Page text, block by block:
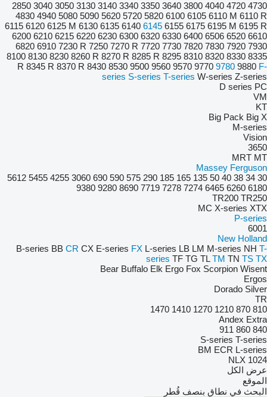
2850 3040 3050 3130 3140 3340 3350 3640 3800 4040 4720 4730
4830 4940 5080 5090 5620 5720 5820 6100 6105 6110 M 6110 R
6115 6120 6125 M 6130 6135 6140 6145 6155 6175 6195 M 6195 R
6200 6210 6215 6220 6230 6300 6320 6330 6400 6506 6520 6610
6820 6910 7230 R 7250 7270 R 7720 7730 7820 7830 7920 7930
8100 8130 8230 8260 R 8270 R 8285 R 8295 8310 8320 8330 8335
R 8345 R 8370 R 8430 8530 9500 9560 9570 9770 9780 9880 F-
series S-series T-series W-series Z-series
D series PC
VM
KT
Big Pack Big X
M-series
Vision
3650
MRT MT
Massey Ferguson
30
34
38
40
50
135
165
185
290
575
590
690
3060
4255
5455
5612
6180
6260
6465
7274
7278
7719
8690
9280
9380
TR200 TR250
MC X-series XTX
P-series
6001
New Holland
B-series BB CR CX E-series FX L-series LB LM M-series NH T-
series TF TG TL TM TN TS TX
Bear Buffalo Elk Ergo Fox Scorpion Wisent
Ergos
Dorado Silver
TR
810
870
1210
1270
1410
1470
Andex Extra
840
860
911
S-series T-series
BM ECR L-series
NLX 1024
عرض الكل
الموقع
البحث في نطاق بنصف قُطر